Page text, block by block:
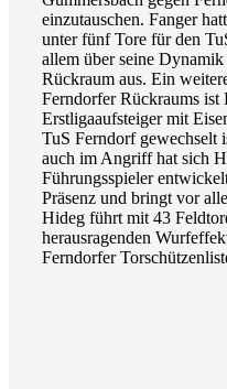
einzutauschen. Fanger
unter fünf Tore für den
allem über seine
Rückraum aus. Ein
Ferndorfer Rückraums ist
Erstligaaufsteiger mit
TuS Ferndorf gewechselt
auch im Angriff hat sich
Führungsspieler
Präsenz und bringt vor
Hideg führt mit 43
herausragenden
Ferndorfer